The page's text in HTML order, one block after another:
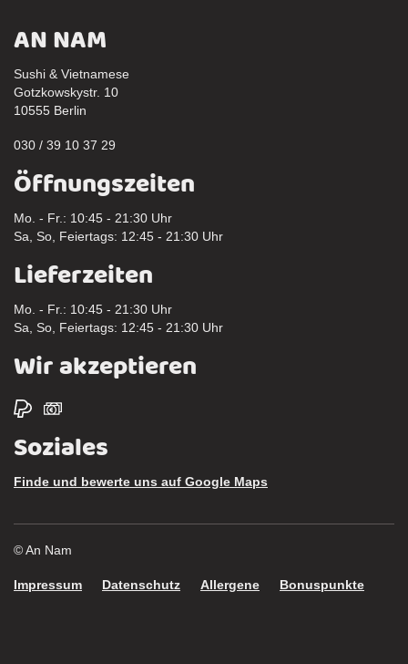
AN NAM
Sushi & Vietnamese
Gotzkowskystr. 10
10555 Berlin
030 / 39 10 37 29
Öffnungszeiten
Mo. - Fr.: 10:45 - 21:30 Uhr
Sa, So, Feiertags: 12:45 - 21:30 Uhr
Lieferzeiten
Mo. - Fr.: 10:45 - 21:30 Uhr
Sa, So, Feiertags: 12:45 - 21:30 Uhr
Wir akzeptieren
Soziales
Finde und bewerte uns auf Google Maps
© An Nam
Impressum Datenschutz Allergene Bonuspunkte